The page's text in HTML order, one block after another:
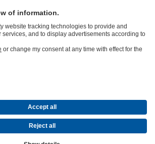
기술서비스소프트웨어 및 노하우
술산업 기술건축 설비에너지 기술
채용 정보소셜 미디어